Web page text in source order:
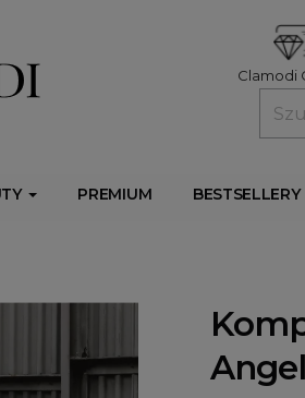
Clamodi
PREMIUM BESTSELLERY